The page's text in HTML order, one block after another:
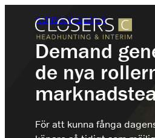
innehåll
Headhunting
Säljrekrytering
Headhunting
Rekrytering
Branscher
KUNSKAPSBANK
Demand
de nya
För att kunna fånga